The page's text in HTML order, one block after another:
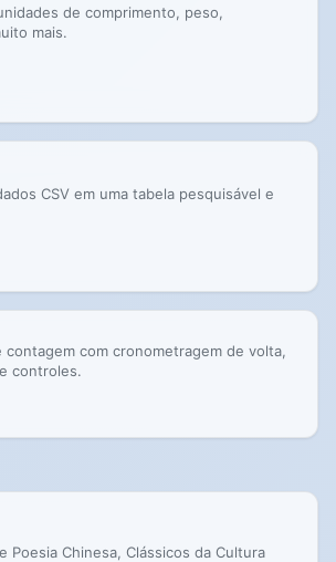
de comprimento, peso,
mais.
CSV em uma tabela pesquisável e
contagem com cronometragem de volta,
controles.
Poesia Chinesa, Clássicos da Cultura